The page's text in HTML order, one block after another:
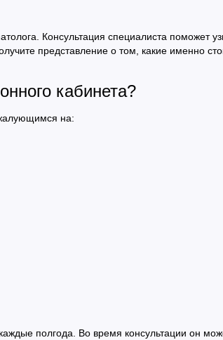
Консультация специалиста поможет
представление о том, какие именно
кабинета?
на:
полгода. Во время консультации он